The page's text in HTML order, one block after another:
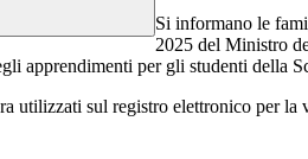
Si informano le
2025 del Ministro
apprendimenti per gli studenti della
utilizzati sul registro elettronico per la